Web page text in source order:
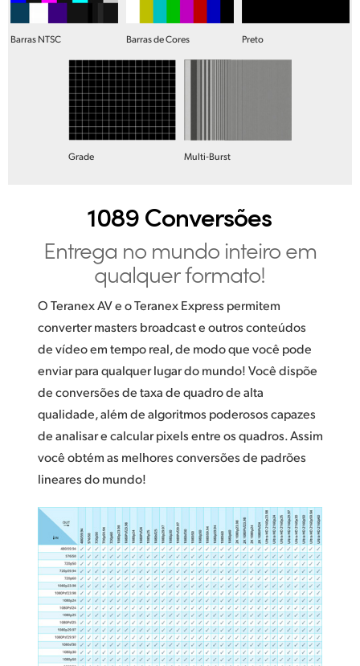
Barras NTSC Barras de Cores Preto
Grade Multi‑Burst
1089 Conversões
Entrega no mundo inteiro em
qualquer formato!
O Teranex AV e o Teranex Express permitem
converter masters broadcast e outros conteúdos
de vídeo em tempo real, de modo que você pode
enviar para qualquer lugar do mundo! Você dispõe
de conversões de taxa de quadro de alta
qualidade, além de algoritmos poderosos capazes
de analisar e calcular pixels entre os quadros. Assim
você obtém as melhores conversões de padrões
lineares do mundo!